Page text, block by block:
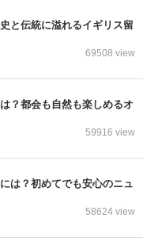
と伝統に溢れるイギリス留
69508 view
？都会も自然も楽しめるオ
59916 view
は？初めてでも安心のニュ
58624 view